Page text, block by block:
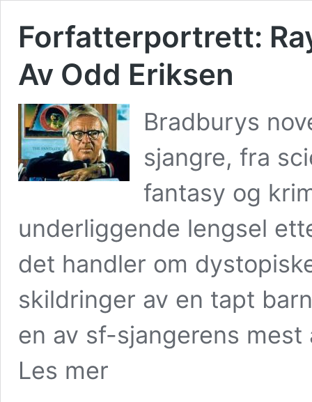
Forfatterportrett:
Av Odd Eriksen
Bradburys
sjangre, fra
fantasy og
underliggende lengsel
det handler om
skildringer av en tapt
en av sf-sjangerens
Les mer